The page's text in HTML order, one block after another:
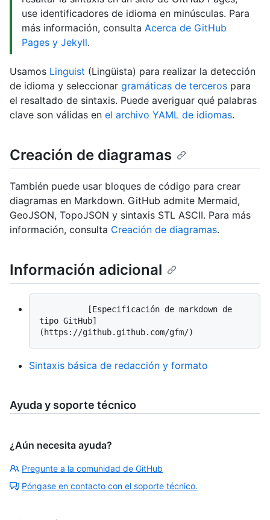
use identificadores de idioma en minúsculas. Para
más información, consulta Acerca de GitHub
Pages y Jekyll.
Usamos Linguist (Lingüista) para realizar la detección
de idioma y seleccionar gramáticas de terceros para
el resaltado de sintaxis. Puede averiguar qué palabras
clave son válidas en el archivo YAML de idiomas.
Creación de diagramas
También puede usar bloques de código para crear
diagramas en Markdown. GitHub admite Mermaid,
GeoJSON, TopoJSON y sintaxis STL ASCII. Para más
información, consulta Creación de diagramas.
Información adicional
tipo GitHub]
Sintaxis básica de redacción y formato
Ayuda y soporte técnico
¿Aún necesita ayuda?
Pregunte a la comunidad de GitHub
Póngase en contacto con el soporte técnico.